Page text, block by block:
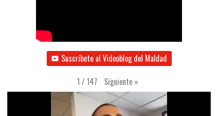
Suscríbete al Videoblog del Maldad
1 /147 Siguiente »